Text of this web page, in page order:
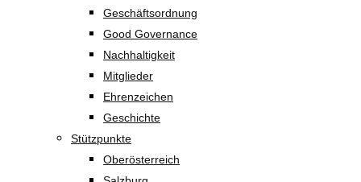
Geschäftsordnung
Good Governance
Nachhaltigkeit
Mitglieder
Ehrenzeichen
Geschichte
Stützpunkte
Oberösterreich